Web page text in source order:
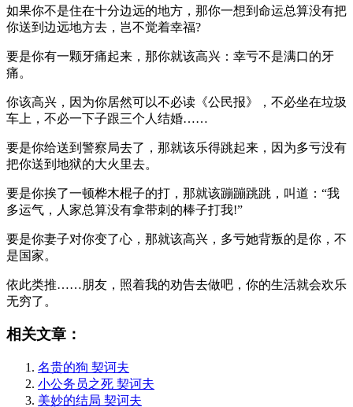
如果你不是住在十分边远的地方，那你一想到命运总算没有把
你送到边远地方去，岂不觉着幸福?
要是你有一颗牙痛起来，那你就该高兴：幸亏不是满口的牙
痛。
你该高兴，因为你居然可以不必读《公民报》，不必坐在垃圾
车上，不必一下子跟三个人结婚……
要是你给送到警察局去了，那就该乐得跳起来，因为多亏没有
把你送到地狱的大火里去。
要是你挨了一顿桦木棍子的打，那就该蹦蹦跳跳，叫道：“我
多运气，人家总算没有拿带刺的棒子打我!”
要是你妻子对你变了心，那就该高兴，多亏她背叛的是你，不
是国家。
依此类推……朋友，照着我的劝告去做吧，你的生活就会欢乐
无穷了。
相关文章：
名贵的狗 契诃夫
小公务员之死 契诃夫
美妙的结局 契诃夫